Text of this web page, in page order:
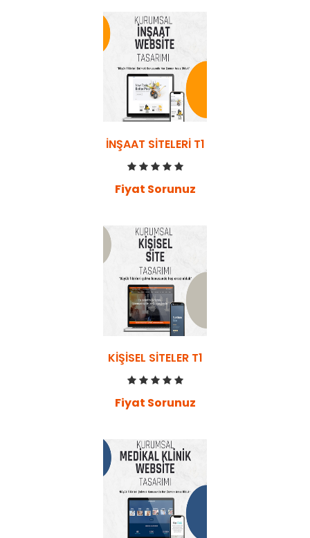
İNŞAAT SITELERI T1
Fiyat Sorunuz
KIŞISEL SITELER T1
Fiyat Sorunuz